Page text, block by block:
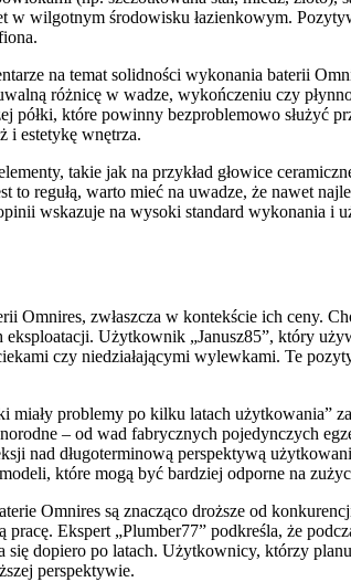
wilgotnym środowisku łazienkowym.
na temat solidności wykonania baterii
różnicę w wadze, wykończeniu czy
które powinny bezproblemowo służyć
i estetykę wnętrza.
takie jak na przykład głowice
regułą, warto mieć na uwadze, że nawet
wskazuje na wysoki standard wykonania i
Omnires, zwłaszcza w kontekście ich ceny.
Użytkownik „Janusz85”, który
czy niedziałającymi wylewkami. Te
problemy po kilku latach użytkowania”
– od wad fabrycznych pojedynczych
nad długoterminową perspektywą
które mogą być bardziej odporne na
Omnires są znacząco droższe od
Ekspert „Plumber77” podkreśla, że
dopiero po latach. Użytkownicy, którzy
perspektywie.